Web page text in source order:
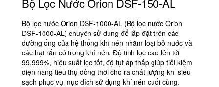
Bộ Lọc Nước Orion DSF-150-AL
Bộ lọc nước Orion DSF-1000-AL (Bộ lọc nước Orion
DSF-1000-AL) chuyên sử dụng để lắp đặt trên các
đường ống của hệ thống khí nén nhằm loại bỏ nước và
các hạt rắn có trong khí nén. Độ tinh lọc cao lên tới
99,999%, hiệu suất lọc tốt, độ tụt áp thấp giúp tiết kiệm
điện năng tiêu thụ đồng thời cho ra chất lượng khí siêu
sạch phục vụ mục đích sử dụng khí nén cuối cùng.